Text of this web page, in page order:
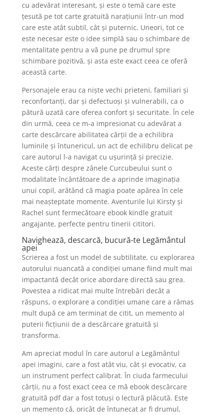
cu adevărat interesant, și este o temă care este
țesută pe tot carte gratuită narațiunii într-un mod
care este atât subtil, cât și puternic. Uneori, tot ce
este necesar este o idee simplă sau o schimbare de
mentalitate pentru a vă pune pe drumul spre
schimbare pozitivă, și asta este exact ceea ce oferă
această carte.
Personajele erau ca niște vechi prieteni, familiari și
reconfortanți, dar și defectuoși și vulnerabili, ca o
pătură uzată care oferea confort și securitate. În cele
din urmă, ceea ce m-a impresionat cu adevărat a
carte descărcare abilitatea cărții de a echilibra
luminile și întunericul, un act de echilibru delicat pe
care autorul l-a navigat cu ușurință și precizie.
Aceste cărți despre zânele Curcubeului sunt o
modalitate încântătoare de a aprinde imaginația
unui copil, arătând că magia poate apărea în cele
mai neașteptate momente. Aventurile lui Kirsty și
Rachel sunt fermecătoare ebook kindle gratuit
angajante, perfecte pentru tinerii cititori.
Navighează, descarcă, bucură-te Legământul
apei
Scrierea a fost un model de subtilitate, cu explorarea
autorului nuancată a condiției umane fiind mult mai
impactantă decât orice abordare directă sau grea.
Povestea a ridicat mai multe întrebări decât a
răspuns, o explorare a condiției umane care a rămas
mult după ce am terminat de citit, un memento al
puterii ficțiunii de a descărcare gratuită și
transforma.
Am apreciat modul în care autorul a Legământul
apei imagini, care a fost atât viu, cât și evocativ, ca
un instrument perfect calibrat. În ciuda farmecului
cărții, nu a fost exact ceea ce mă ebook descărcare
gratuită pdf dar a fost totuși o lectură plăcută. Este
un memento că, oricât de întunecat ar fi drumul,